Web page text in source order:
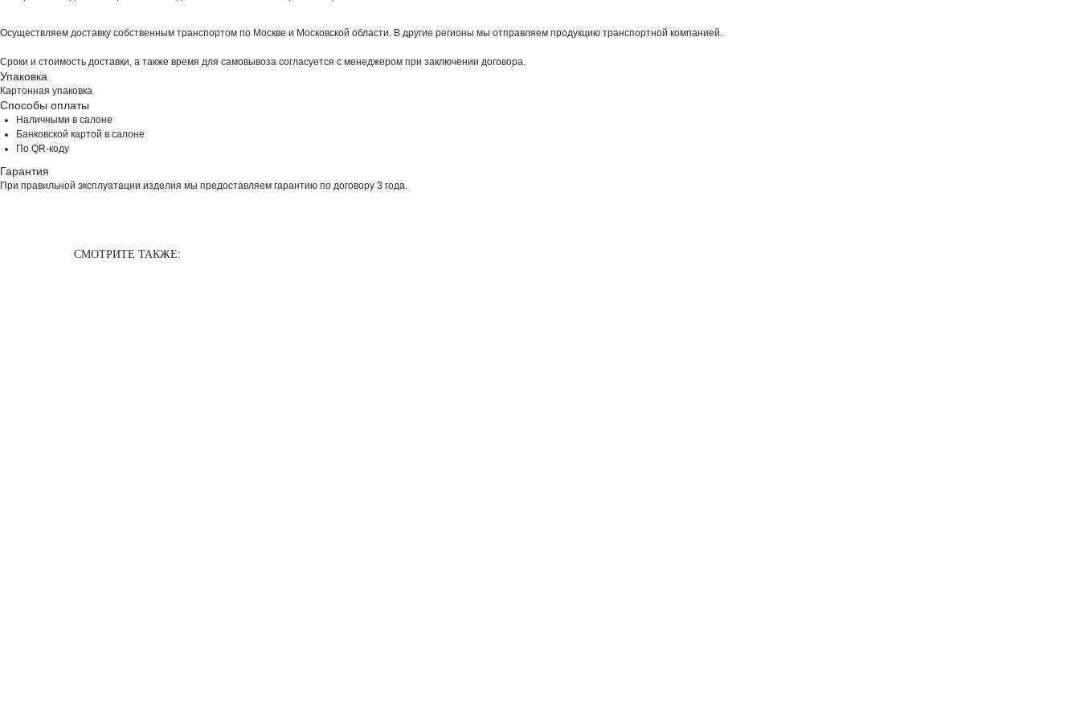
Осуществляем доставку собственным транспортом по Москве и Московской области. В другие регионы мы отправляем продукцию транспортной компанией.
Сроки и стоимость доставки, а также время для самовывоза согласуется с менеджером при заключении договора.
Упаковка
Картонная упаковка
Способы оплаты
Наличными в салоне
Банковской картой в салоне
По QR-коду
Гарантия
При правильной эксплуатации изделия мы предоставляем гарантию по договору 3 года.
СМОТРИТЕ ТАКЖЕ: